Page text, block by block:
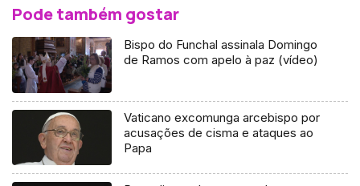
Pode também gostar
Bispo do Funchal assinala Domingo
de Ramos com apelo à paz (vídeo)
Vaticano excomunga arcebispo por
acusações de cisma e ataques ao
Papa